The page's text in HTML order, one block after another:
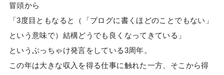
冒頭から
「3度目ともなると（「ブログに書くほどのことでもない」
という意味で）結構どうでも良くなってきている」
というぶっちゃけ発言をしている3周年。
この年は大きな収入を得る仕事に触れた一方、そこから得